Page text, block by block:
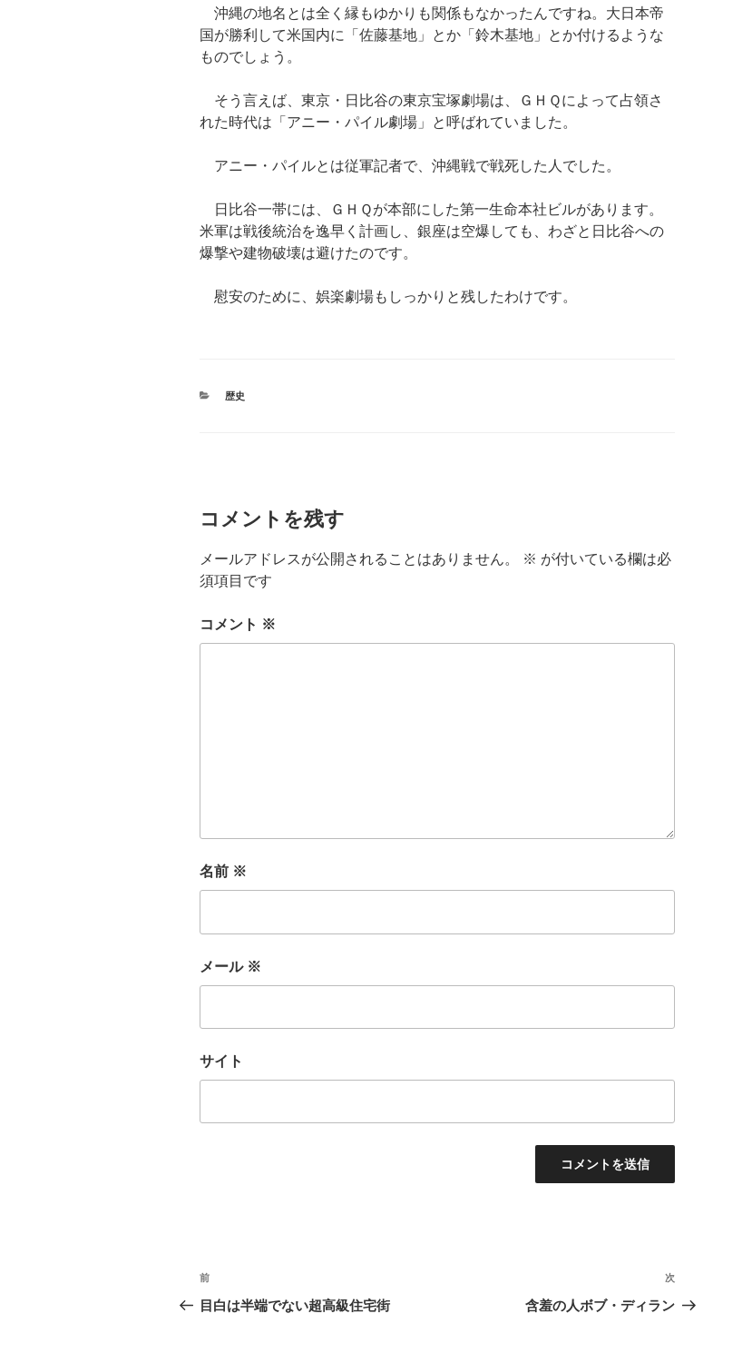
沖縄の地名とは全く縁もゆかりも関係もなかったんですね。大日本帝
国が勝利して米国内に「佐藤基地」とか「鈴木基地」とか付けるような
ものでしょう。
そう言えば、東京・日比谷の東京宝塚劇場は、ＧＨＱによって占領さ
れた時代は「アニー・パイル劇場」と呼ばれていました。
アニー・パイルとは従軍記者で、沖縄戦で戦死した人でした。
日比谷一帯には、ＧＨＱが本部にした第一生命本社ビルがあります。
米軍は戦後統治を逸早く計画し、銀座は空爆しても、わざと日比谷への
爆撃や建物破壊は避けたのです。
慰安のために、娯楽劇場もしっかりと残したわけです。
カ
歴史
コメントを残す
メールアドレスが公開されることはありません。 ※ が付いている欄は必
須項目です
コメント ※
名前 ※
メール ※
サイト
投
稿
前
の
前
目白は半端でない超高級住宅街
次
の
次
含羞の人ボブ・ディラン